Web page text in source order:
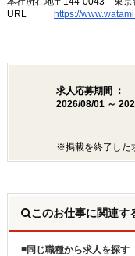
URL
https://
求人応募期間 ：
2026/08/01 ～
※掲載を終了した
このお仕事に関連す
同じ職種から求人を探す